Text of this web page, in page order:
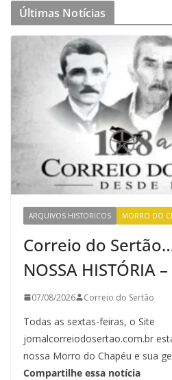
Últimas Notícias
ARQUIVOS HISTORICOS MORRO DO
Correio do
NOSSA HISTÓRIA –
07/08/2026 Correio do Sertão
Todas as sextas-feiras, o Site
jornalcorreiodosertao.com.br
nossa Morro do Chapéu e sua
Compartilhe essa notícia